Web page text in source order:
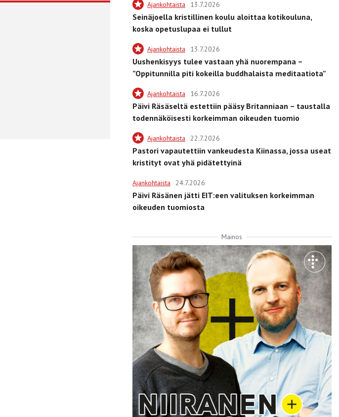
Ajankohtaista 13.7.2026
Seinäjoella kristillinen koulu aloittaa kotikouluna,
koska opetuslupaa ei tullut
Ajankohtaista 13.7.2026
Uushenkisyys tulee vastaan yhä nuorempana –
”Oppitunnilla piti kokeilla buddhalaista meditaatiota”
Ajankohtaista 16.7.2026
Päivi Räsäseltä estettiin pääsy Britanniaan – taustalla
todennäköisesti korkeimman oikeuden tuomio
Ajankohtaista 22.7.2026
Pastori vapautettiin vankeudesta Kiinassa, jossa useat
kristityt ovat yhä pidätettyinä
Ajankohtaista 24.7.2026
Päivi Räsänen jätti EIT:een valituksen korkeimman
oikeuden tuomiosta
Mainos